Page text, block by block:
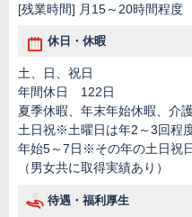
[残業時間] 月15～20時間程度
休日・休暇
土、日、祝日
年間休日 122日
夏季休暇、年末年始休暇、介
土日祝※土曜日は年2～3回程
年始5～7日※その年の土日祝
（男女共に取得実績あり）
待遇・福利厚生